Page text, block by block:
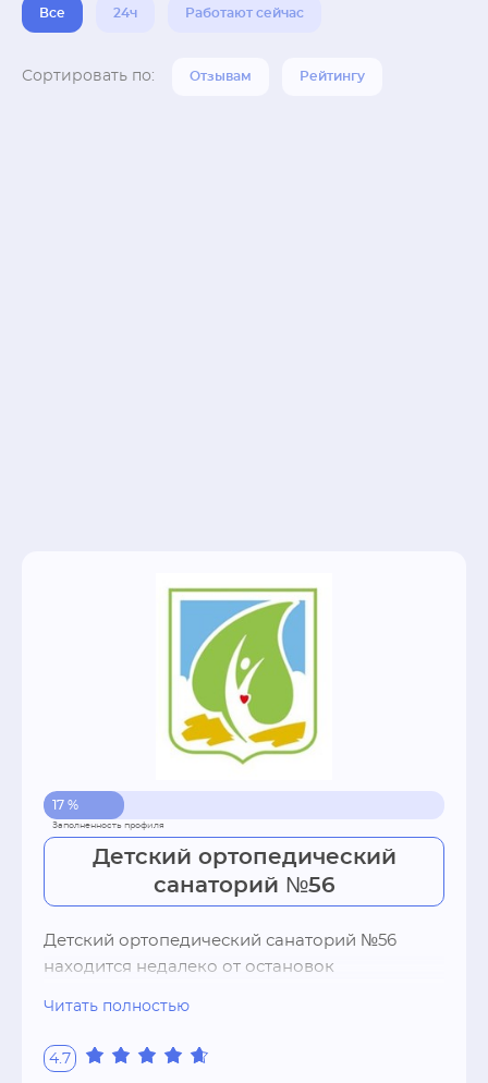
Все 24ч Работают сейчас
Сортировать по: Отзывам Рейтингу
17 %
Детский ортопедический
санаторий №56
Детский ортопедический санаторий №56
находится недалеко от остановок
огражденную и охраняемую круглосуточно.
Здесь осуществляется прием детей в любое
Читать полностью
4.7